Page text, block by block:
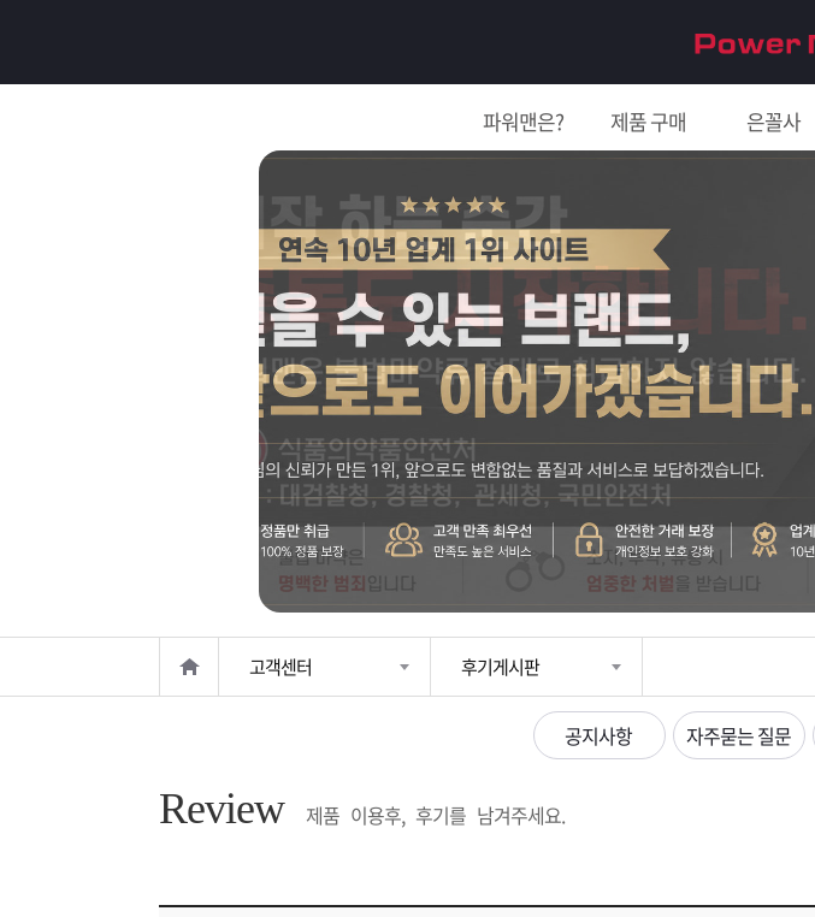
파워맨은? 제품 구매 은꼴사
그
고객센터 후기게시판
공지사항 자주묻는 질문
Review 제품 이용후, 후기를 남겨주세요.